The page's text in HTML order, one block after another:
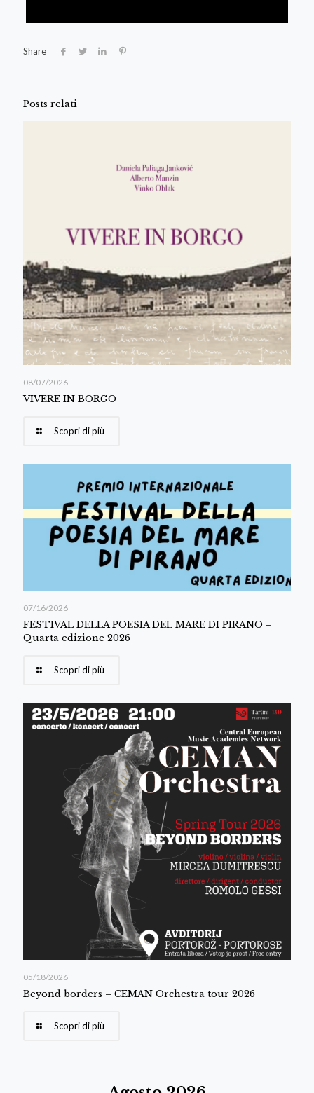
Share
Posts relati
08/07/2026
VIVERE IN BORGO
Scopri di più
07/16/2026
FESTIVAL DELLA POESIA DEL MARE DI PIRANO –
Quarta edizione 2026
Scopri di più
05/18/2026
Beyond borders – CEMAN Orchestra tour 2026
Scopri di più